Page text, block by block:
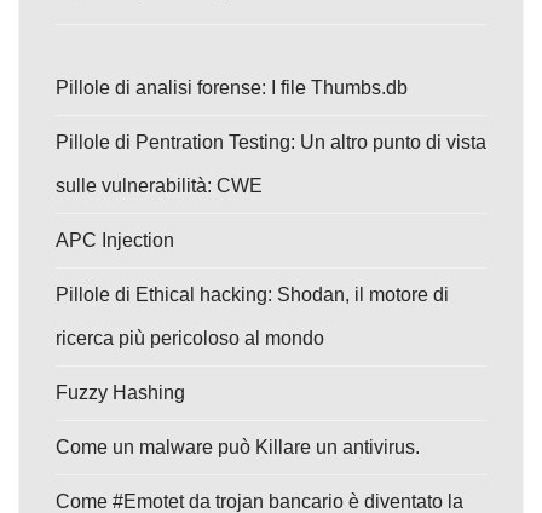
Pillole di analisi forense: I file Thumbs.db
Pillole di Pentration Testing: Un altro punto di vista
sulle vulnerabilità: CWE
APC Injection
Pillole di Ethical hacking: Shodan, il motore di
ricerca più pericoloso al mondo
Fuzzy Hashing
Come un malware può Killare un antivirus.
Come #Emotet da trojan bancario è diventato la